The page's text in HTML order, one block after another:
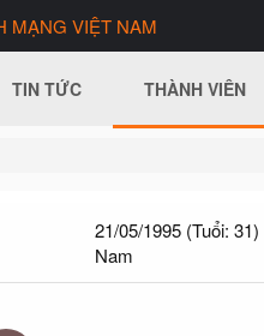
MẠNG VIỆT NAM
TIN TỨC THÀNH VIÊN
21/05/1995 (Tuổi: 31)
Nam